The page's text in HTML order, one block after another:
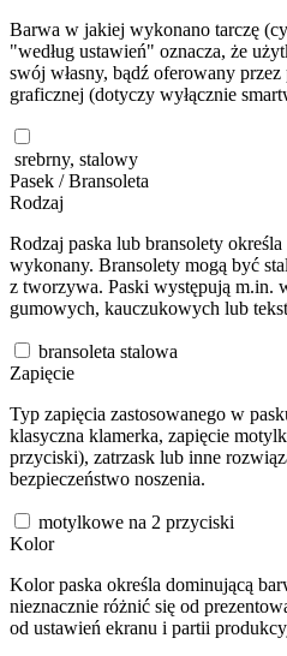
Barwa w jakiej wykonano tarczę
"według ustawień" oznacza, że
swój własny, bądź oferowany
graficznej (dotyczy wyłącznie
srebrny, stalowy
Pasek / Bransoleta
Rodzaj
Rodzaj paska lub bransolety określa
wykonany. Bransolety mogą być
z tworzywa. Paski występują m.in.
gumowych, kauczukowych lub
bransoleta stalowa
Zapięcie
Typ zapięcia zastosowanego w
klasyczna klamerka, zapięcie
przyciski), zatrzask lub inne
bezpieczeństwo noszenia.
motylkowe na 2 przyciski
Kolor
Kolor paska określa dominującą
nieznacznie różnić się od
od ustawień ekranu i partii